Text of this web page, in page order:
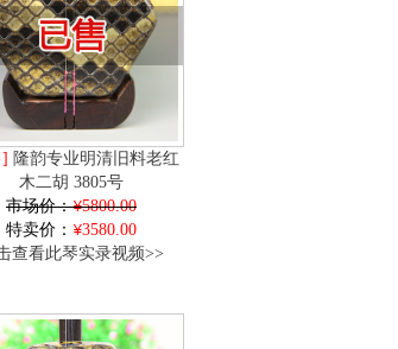
隆韵专业明清旧料老红
木二胡 3805号
市场价： 5800.00
特卖价：
3580.00
查看此琴实录视频>>